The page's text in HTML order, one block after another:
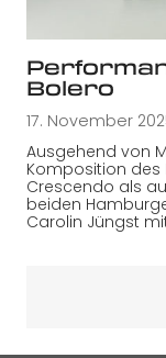
Bolero
17. November
Ausgehend von
Komposition des
Crescendo als
beiden
Carolin Jüngst